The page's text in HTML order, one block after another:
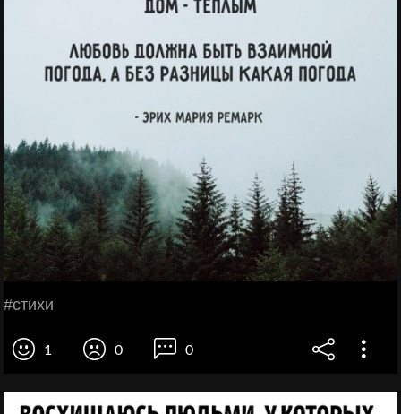
#стихи
1 0 0